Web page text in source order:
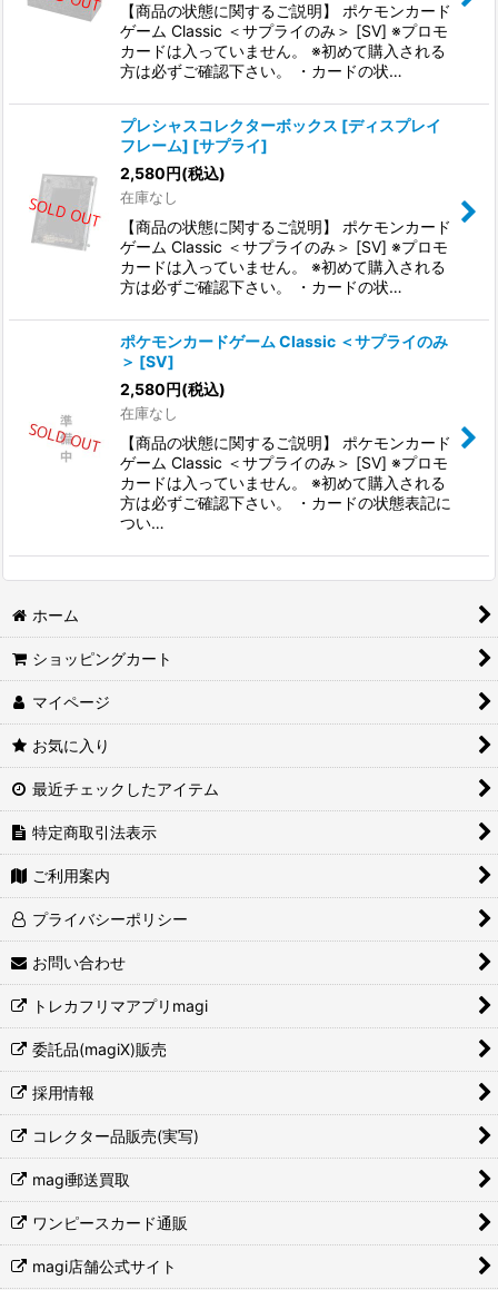
【商品の状態に関するご説明】 ポケモンカード
ゲーム Classic ＜サプライのみ＞ [SV] ※プロモ
カードは入っていません。 ※初めて購入される
方は必ずご確認下さい。 ・カードの状…
プレシャスコレクターボックス [ディスプレイ
フレーム] [サプライ]
2,580円(税込)
在庫なし
【商品の状態に関するご説明】 ポケモンカード
ゲーム Classic ＜サプライのみ＞ [SV] ※プロモ
カードは入っていません。 ※初めて購入される
方は必ずご確認下さい。 ・カードの状…
ポケモンカードゲーム Classic ＜サプライのみ
＞ [SV]
2,580円(税込)
在庫なし
【商品の状態に関するご説明】 ポケモンカード
ゲーム Classic ＜サプライのみ＞ [SV] ※プロモ
カードは入っていません。 ※初めて購入される
方は必ずご確認下さい。 ・カードの状態表記に
つい…
ホーム
ショッピングカート
マイページ
お気に入り
最近チェックしたアイテム
特定商取引法表示
ご利用案内
プライバシーポリシー
お問い合わせ
トレカフリマアプリmagi
委託品(magiX)販売
採用情報
コレクター品販売(実写)
magi郵送買取
ワンピースカード通販
magi店舗公式サイト